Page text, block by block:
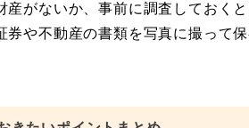
がないか、事前に調査しておく
や不動産の書類を写真に撮って